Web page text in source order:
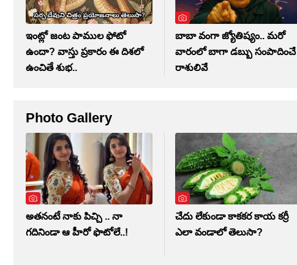
ఇంట్లో జంట పాముల ఫోటో
ఉందా? వాస్తు ప్రకారం ఈ దిశలో
ఉంచితే శుభ..
బాబా వంగా జ్యోతిష్యం.. మరో
వారంలో బాగా డబ్బు సంపాదించే
రాశులివే
Photo Gallery
అతనంటే నాకు పిచ్చి .. నా
గదినిండా ఆ హీరో ఫొటోలే..!
చేదు లేకుండా కాకకర కాయ కర్రీ
ఎలా వండాలో తెలుసా?